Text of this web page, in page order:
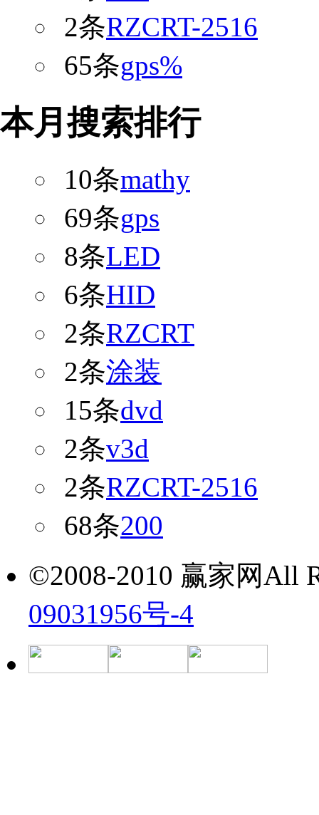
2条RZCRT-2516
65条gps%
本月搜索排行
10条mathy
69条gps
8条LED
6条HID
2条RZCRT
2条涂装
15条dvd
2条v3d
2条RZCRT-2516
68条200
©2008-2010 赢家网All
09031956号-4